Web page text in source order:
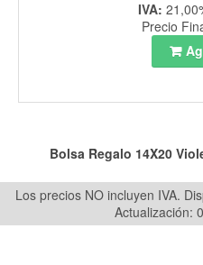
IVA:
Precio
Bolsa Regalo 14X20
Los precios NO incluyen IVA.
Actualización: